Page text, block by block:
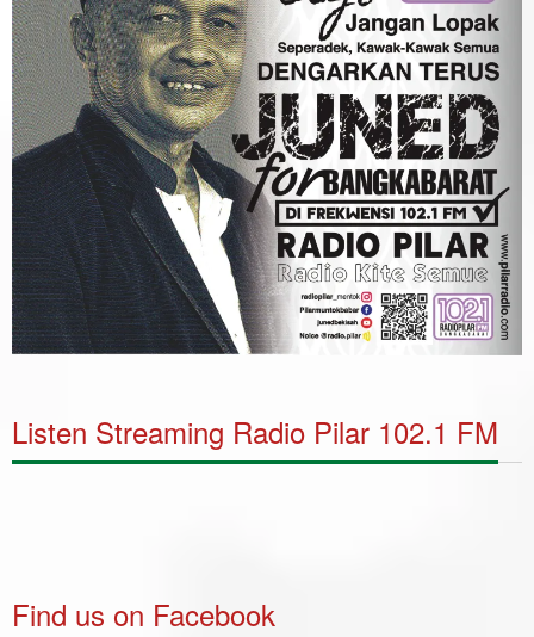
Listen Streaming Radio Pilar 102.1 FM
Find us on Facebook